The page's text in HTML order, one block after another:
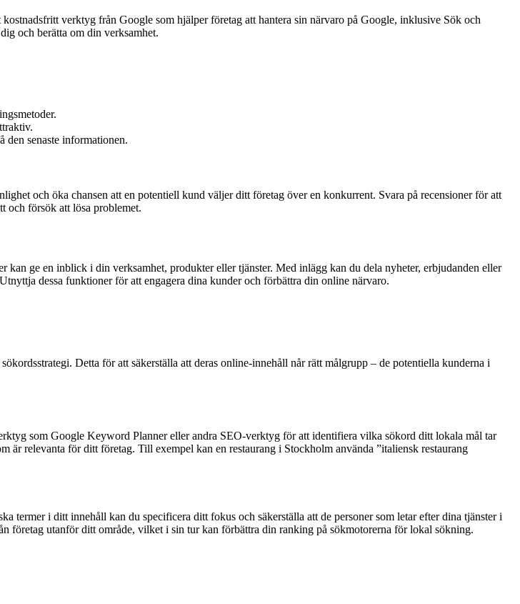
verktyg från Google som hjälper företag att hantera sin närvaro på Google, inklusive Sök och
och berätta om din verksamhet.
den senaste informationen.
och öka chansen att en potentiell kund väljer ditt företag över en konkurrent. Svara på recensioner för att
och försök att lösa problemet.
ge en inblick i din verksamhet, produkter eller tjänster. Med inlägg kan du dela nyheter, erbjudanden eller
dessa funktioner för att engagera dina kunder och förbättra din online närvaro.
Detta för att säkerställa att deras online-innehåll når rätt målgrupp – de potentiella kunderna i
som Google Keyword Planner eller andra SEO-verktyg för att identifiera vilka sökord ditt lokala mål tar
är relevanta för ditt företag. Till exempel kan en restaurang i Stockholm använda ”italiensk restaurang
termer i ditt innehåll kan du specificera ditt fokus och säkerställa att de personer som letar efter dina tjänster i
företag utanför ditt område, vilket i sin tur kan förbättra din ranking på sökmotorerna för lokal sökning.